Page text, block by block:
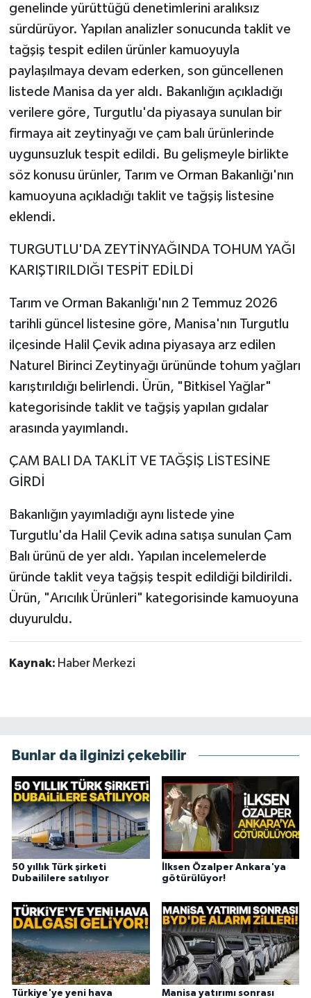
genelinde yürüttüğü denetimlerini aralıksız
sürdürüyor. Yapılan analizler sonucunda taklit ve
tağşiş tespit edilen ürünler kamuoyuyla
paylaşılmaya devam ederken, son güncellenen
listede Manisa da yer aldı. Bakanlığın açıkladığı
verilere göre, Turgutlu'da piyasaya sunulan bir
firmaya ait zeytinyağı ve çam balı ürünlerinde
uygunsuzluk tespit edildi. Bu gelişmeyle birlikte
söz konusu ürünler, Tarım ve Orman Bakanlığı'nın
kamuoyuna açıkladığı taklit ve tağşiş listesine
eklendi.
TURGUTLU'DA ZEYTİNYAĞINDA TOHUM YAĞI
KARIŞTIRILDIĞI TESPİT EDİLDİ
Tarım ve Orman Bakanlığı'nın 2 Temmuz 2026
tarihli güncel listesine göre, Manisa'nın Turgutlu
ilçesinde Halil Çevik adına piyasaya arz edilen
Naturel Birinci Zeytinyağı ürününde tohum yağları
karıştırıldığı belirlendi. Ürün, "Bitkisel Yağlar"
kategorisinde taklit ve tağşiş yapılan gıdalar
arasında yayımlandı.
ÇAM BALI DA TAKLİT VE TAĞŞİŞ LİSTESİNE
GİRDİ
Bakanlığın yayımladığı aynı listede yine
Turgutlu'da Halil Çevik adına satışa sunulan Çam
Balı ürünü de yer aldı. Yapılan incelemelerde
üründe taklit veya tağşiş tespit edildiği bildirildi.
Ürün, "Arıcılık Ürünleri" kategorisinde kamuoyuna
duyuruldu.
Kaynak: Haber Merkezi
Bunlar da ilginizi çekebilir
50 yıllık Türk şirketi
Dubaililere satılıyor
İlksen Özalper Ankara'ya
götürülüyor!
Türkiye'ye yeni hava Manisa yatırımı sonrası